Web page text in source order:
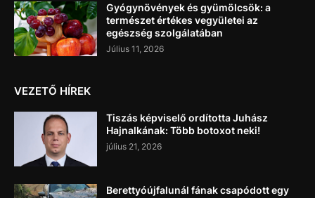
Gyógynövények és gyümölcsök: a
természet értékes vegyületei az
egészség szolgálatában
Július 11, 2026
VEZETŐ HÍREK
Tiszás képviselő ordította Juhász
Hajnalkának: Több botoxot neki!
július 21, 2026
Berettyóújfalunál fának csapódott egy